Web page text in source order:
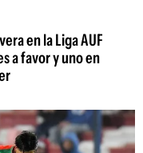
en la Liga AUF
a favor y uno en